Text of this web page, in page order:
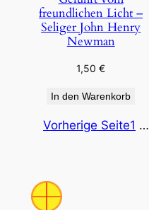
freundlichen Licht –
Seliger John Henry
Newman
1,50€
In den Warenkorb
Vorherige Seite1 …